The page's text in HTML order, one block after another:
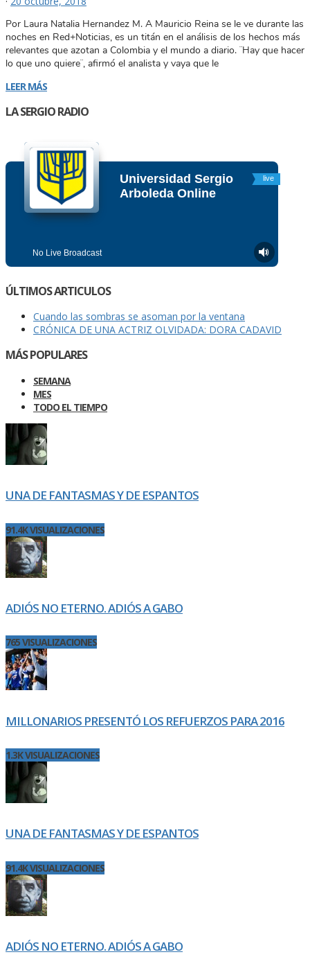
Por Laura Natalia Hernandez M. A Mauricio Reina se le ve durante las
noches en Red+Noticias, es un titán en el análisis de los hechos más
relevantes que azotan a Colombia y el mundo a diario. ¨Hay que hacer
lo que uno quiere¨, afirmó el analista y vaya que le
LEER MÁS
LA SERGIO RADIO
ÚLTIMOS ARTICULOS
Cuando las sombras se asoman por la ventana
CRÓNICA DE UNA ACTRIZ OLVIDADA: DORA CADAVID
MÁS POPULARES
SEMANA
MES
TODO EL TIEMPO
UNA DE FANTASMAS Y DE ESPANTOS
91.4K VISUALIZACIONES
ADIÓS NO ETERNO. ADIÓS A GABO
765 VISUALIZACIONES
MILLONARIOS PRESENTÓ LOS REFUERZOS PARA 2016
1.3K VISUALIZACIONES
UNA DE FANTASMAS Y DE ESPANTOS
91.4K VISUALIZACIONES
ADIÓS NO ETERNO. ADIÓS A GABO